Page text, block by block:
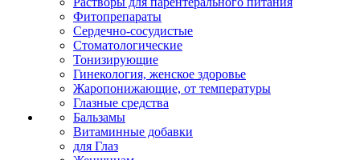
Фитопрепараты
Сердечно-сосудистые
Стоматологические
Тонизирующие
Гинекология, женское здоровье
Жаропонижающие, от температуры
Глазные средства
Бальзамы
Витаминные добавки
для Глаз